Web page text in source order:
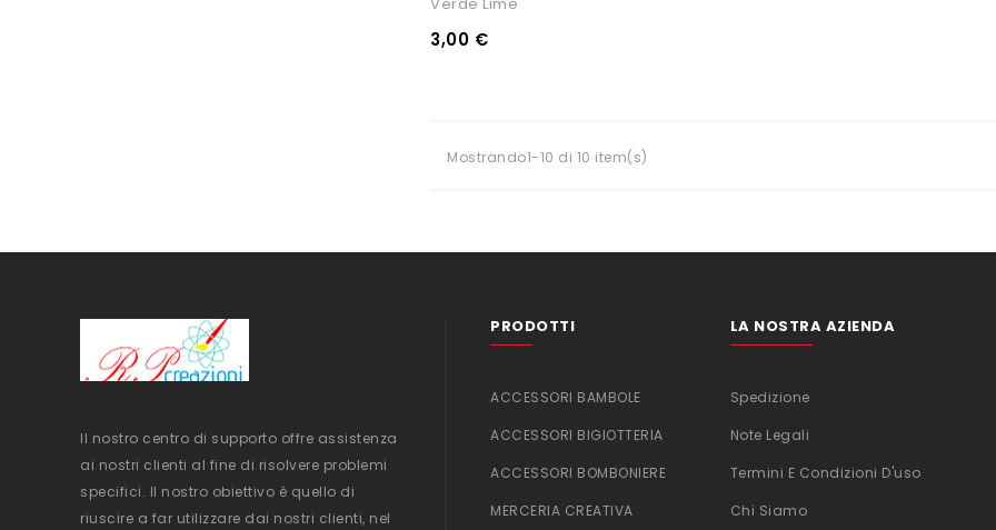
Verde Lime
3,00 €
Mostrando1-10 di 10 item(s)
Il nostro centro di supporto offre assistenza
ai nostri clienti al fine di risolvere problemi
specifici. Il nostro obiettivo è quello di
riuscire a far utilizzare dai nostri clienti, nel
PRODOTTI
ACCESSORI BAMBOLE
ACCESSORI BIGIOTTERIA
ACCESSORI BOMBONIERE
MERCERIA CREATIVA
LA NOSTRA AZIENDA
Spedizione
Note Legali
Termini E Condizioni D'uso
Chi Siamo